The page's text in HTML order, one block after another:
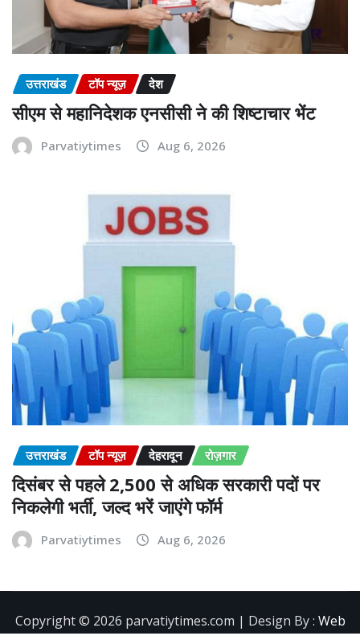
उत्तराखंड टॉप न्यूज़ देश
सीएम से महानिदेशक एनसीसी ने की शिष्टाचार भेंट
Parvatiytimes Aug 6, 2026
उत्तराखंड टॉप न्यूज़ देहरादून रोज़गार
दिसंबर से पहले 2,500 से अधिक सरकारी पदों पर
निकलेगी भर्ती, जल्द भरें जाएंगे फॉर्म
Parvatiytimes Aug 6, 2026
Copyright ©️ 2026 parvatiytimes.com | Design By : Web